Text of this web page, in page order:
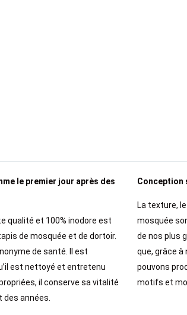
le premier jour après des
qualité et 100% inodore est
de mosquée et de dortoir.
de santé. Il est
est nettoyé et entretenu
il conserve sa vitalité
des années.
Conception
La texture,
mosquée
de nos plus
que, grâce à
pouvons
motifs et